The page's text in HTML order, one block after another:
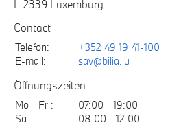
L-2339 Luxemburg
Contact
Telefon:
+352 49 19 41-100
E-mail:
sav@bilia.lu
Öffnungszeiten
Mo - Fr :
07:00 - 19:00
Sa :
08:00 - 12:00